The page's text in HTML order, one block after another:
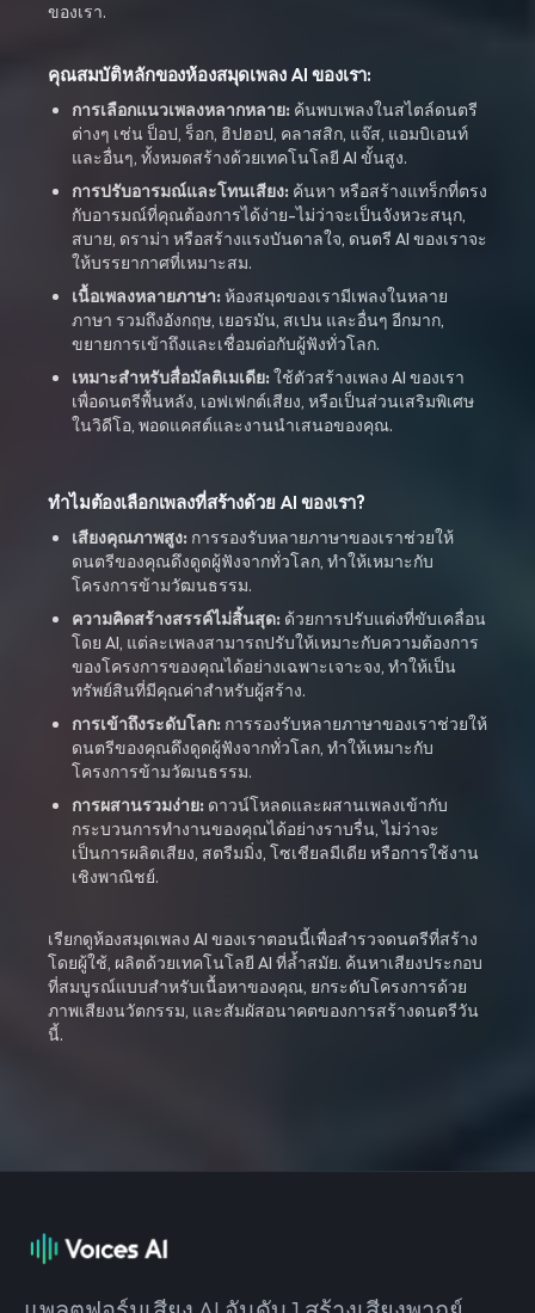
ของเรา.
คุณสมบัติหลักของห้องสมุดเพลง AI ของเรา:
การเลือกแนวเพลงหลากหลาย: ค้นพบเพลงในสไตล์ดนตรี
ต่างๆ เช่น ป็อป, ร็อก, ฮิปฮอป, คลาสสิก, แจ๊ส, แอมบิเอนท์
และอื่นๆ, ทั้งหมดสร้างด้วยเทคโนโลยี AI ขั้นสูง.
การปรับอารมณ์และโทนเสียง: ค้นหา หรือสร้างแทร็กที่ตรง
กับอารมณ์ที่คุณต้องการได้ง่าย-ไม่ว่าจะเป็นจังหวะสนุก,
สบาย, ดราม่า หรือสร้างแรงบันดาลใจ, ดนตรี AI ของเราจะ
ให้บรรยากาศที่เหมาะสม.
เนื้อเพลงหลายภาษา:ห้องสมุดของเรามีเพลงในหลาย
ภาษา รวมถึงอังกฤษ, เยอรมัน, สเปน และอื่นๆ อีกมาก,
ขยายการเข้าถึงและเชื่อมต่อกับผู้ฟังทั่วโลก.
เหมาะสำหรับสื่อมัลติเมเดีย:ใช้ตัวสร้างเพลง AI ของเรา
เพื่อดนตรีพื้นหลัง, เอฟเฟกต์เสียง, หรือเป็นส่วนเสริมพิเศษ
ในวิดีโอ, พอดแคสต์และงานนำเสนอของคุณ.
ทำไมต้องเลือกเพลงที่สร้างด้วย AI ของเรา?
เสียงคุณภาพสูง: การรองรับหลายภาษาของเราช่วยให้
ดนตรีของคุณดึงดูดผู้ฟังจากทั่วโลก, ทำให้เหมาะกับ
โครงการข้ามวัฒนธรรม.
ความคิดสร้างสรรค์ไม่สิ้นสุด: ด้วยการปรับแต่งที่ขับเคลื่อน
โดย AI, แต่ละเพลงสามารถปรับให้เหมาะกับความต้องการ
ของโครงการของคุณได้อย่างเฉพาะเจาะจง, ทำให้เป็น
ทรัพย์สินที่มีคุณค่าสำหรับผู้สร้าง.
การเข้าถึงระดับโลก: การรองรับหลายภาษาของเราช่วยให้
ดนตรีของคุณดึงดูดผู้ฟังจากทั่วโลก, ทำให้เหมาะกับ
โครงการข้ามวัฒนธรรม.
การผสานรวมง่าย: ดาวน์โหลดและผสานเพลงเข้ากับ
กระบวนการทำงานของคุณได้อย่างราบรื่น, ไม่ว่าจะ
เป็นการผลิตเสียง, สตรีมมิ่ง, โซเชียลมีเดีย หรือการใช้งาน
เชิงพาณิชย์.
เรียกดูห้องสมุดเพลง AI ของเราตอนนี้เพื่อสำรวจดนตรีที่สร้าง
โดยผู้ใช้, ผลิตด้วยเทคโนโลยี AI ที่ล้ำสมัย. ค้นหาเสียงประกอบ
ที่สมบูรณ์แบบสำหรับเนื้อหาของคุณ, ยกระดับโครงการด้วย
ภาพเสียงนวัตกรรม, และสัมผัสอนาคตของการสร้างดนตรีวัน
นี้.